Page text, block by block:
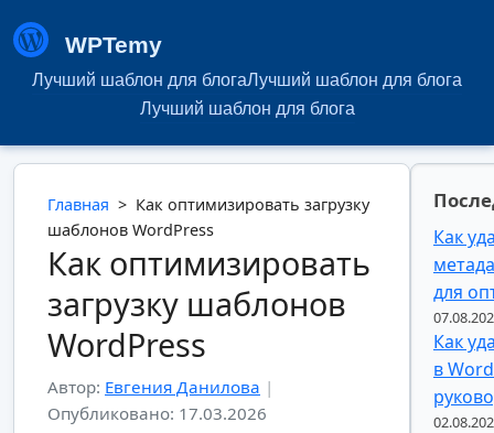
WPTemy
Лучший шаблон для блогаЛучший шаблон для блога
Лучший шаблон для блога
Главная > Как оптимизировать загрузку
шаблонов WordPress
Как оптимизировать
загрузку шаблонов
WordPress
Автор: Евгения Данилова |
Опубликовано: 17.03.2026
Как
для
Как
в